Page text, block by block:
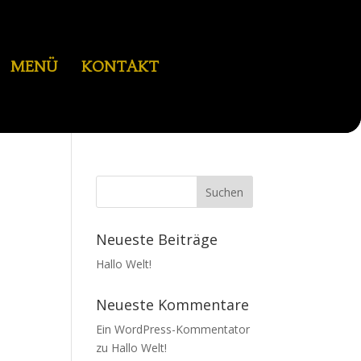
MENÜ KONTAKT
Neueste Beiträge
Hallo Welt!
Neueste Kommentare
Ein WordPress-Kommentator
zu Hallo Welt!